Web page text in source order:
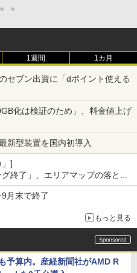
● ●
1週間 1カ月
セブン出資に「dポイント使える
化は検証のため」、料金値上げ
新型装置を国内初導入
]
終了」、エリアマップの落とし
月末で終了
もっと見る
予算内。産経新聞社がAMD R